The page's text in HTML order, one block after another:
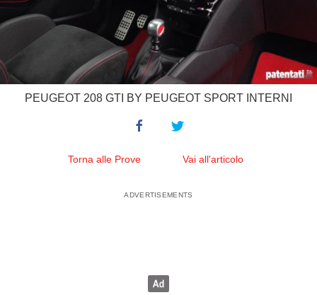
PEUGEOT 208 GTI BY PEUGEOT SPORT INTERNI
Torna alle Prove Vai all'articolo